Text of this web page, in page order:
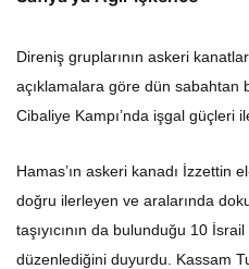
Direniş gruplarının askeri
açıklamalara göre dün
Cibaliye Kampı’nda işgal güçleri
Hamas’ın askeri kanadı İzzettin
doğru ilerleyen ve aralarında
taşıyıcının da bulunduğu 10 İsrail
düzenlediğini duyurdu. Kassam